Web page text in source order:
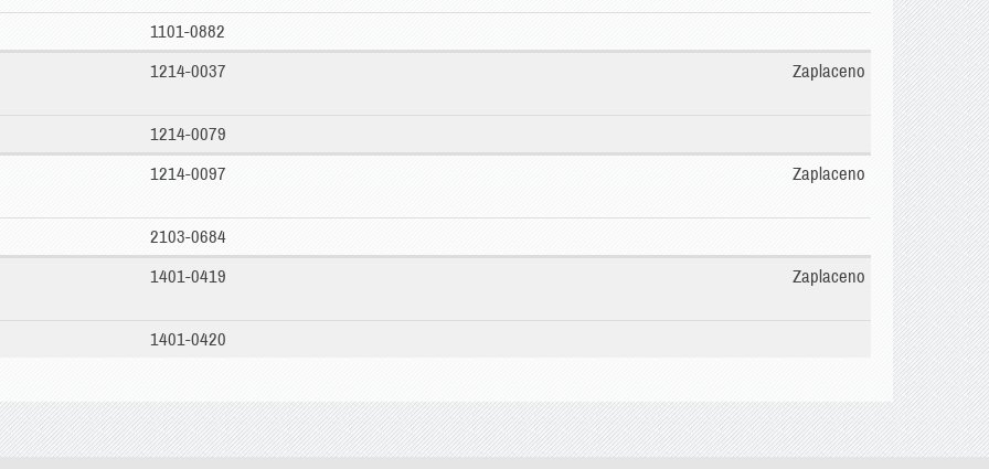
1101-0882
1214-0037 Zaplaceno
1214-0079
1214-0097 Zaplaceno
2103-0684
1401-0419 Zaplaceno
1401-0420